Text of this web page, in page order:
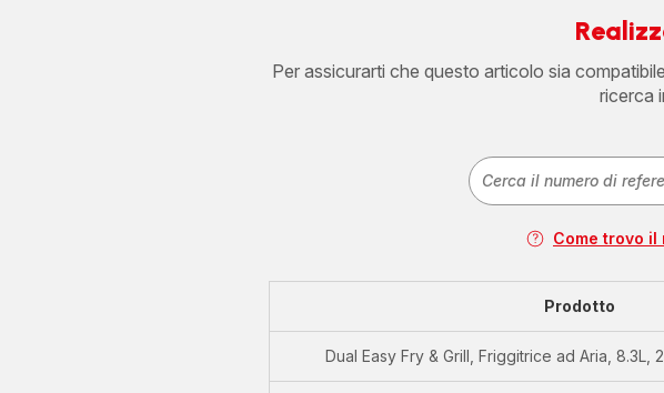
Per assicurarti che questo articolo sia
ricerca
Come trovo
Prodotto
Dual Easy Fry & Grill, Friggitrice ad Aria, 8.3L,